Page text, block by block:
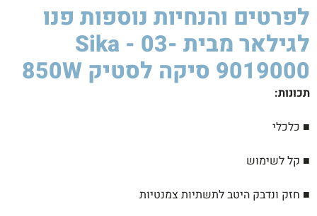
לפרטים והנחיות נוספות פנו
לגילאר מבית Sika - 03-
9019000 סיקה לסטיק 850W ​
תכונות:
■ כלכלי
■ קל לשימוש
■ חזק ונדבק היטב לתשתיות צמנטיות